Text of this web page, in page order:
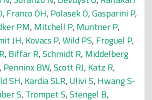
, Franco OH, Polasek O,Gasparini P,
PM, Mitchell P, Muntner P,
JH, Kovacs P,Wild PS, Froguel P,
, Biffar R,Schmidt R, Middelberg
, Penninx BW,Scott RJ, Katz R,
SH, Kardia SLR, Ulivi S, Hwang S-
S, Trompet S,Stengel B,